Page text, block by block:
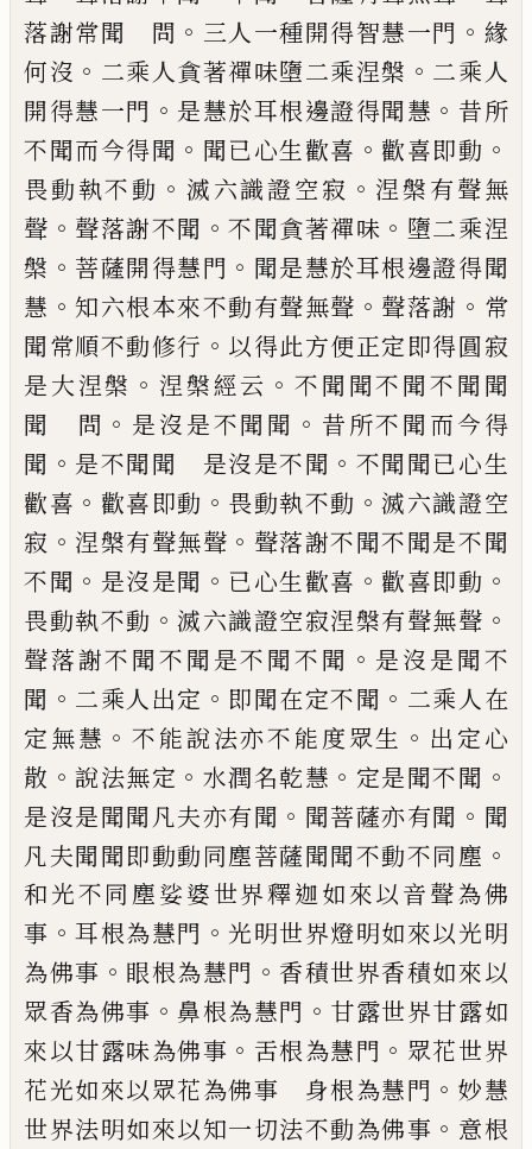
落謝常聞 問 。 三人一種開得智慧一門 。 緣
何沒 。 二乘人貪著禪味墮二乘涅槃 。 二乘人
開得慧一門 。 是慧於耳根邊證得聞慧 。 昔所
不聞而今得聞 。 聞已心生歡喜 。 歡喜即動 。
畏動執不動 。 滅六識證空寂 。涅槃有聲無
聲 。 聲落謝不聞 。不聞貪著禪味 。 墮二乘涅
槃 。 菩薩開得慧門 。 聞是慧於耳根邊證得聞
慧 。知六根本來不動有聲無聲 。 聲落謝 。 常
聞常順不動修行 。 以得此方便正定即得圓寂
是大涅槃 。 涅槃經云 。 不聞聞不聞不聞聞
聞 問 。 是沒是不聞聞 。 昔所不聞而今得
聞 。 是不聞聞 是沒是不聞 。 不聞聞已心生
歡喜 。 歡喜即動 。 畏動執不動 。滅六識證空
寂 。涅槃有聲無聲 。 聲落謝不聞不聞是不聞
不聞 。 是沒是聞 。 已心生歡喜 。 歡喜即動 。
畏動執不動 。滅六識證空寂涅槃有聲無聲 。
聲落謝不聞不聞是不聞不聞 。 是沒是聞不
聞 。 二乘人出定 。 即聞在定不聞 。 二乘人在
定無慧 。不能說法亦不能度眾生 。 出定心
散 。說法無定 。 水潤名乾慧 。 定是聞不聞 。
是沒是聞聞凡夫亦有聞 。 聞菩薩亦有聞 。 聞
凡夫聞聞即動動同塵菩薩聞聞不動不同塵 。
和光不同塵娑婆世界釋迦如來以音聲為佛
事 。耳根為慧門 。 光明世界燈明如來以光明
為佛事 。 眼根為慧門 。 香積世界香積如來以
眾香為佛事 。鼻根為慧門 。 甘露世界甘露如
來以甘露味為佛事 。 舌根為慧門 。 眾花世界
花光如來以眾花為佛事 身根為慧門 。 妙慧
世界法明如來以知一切法不動為佛事 。 意根